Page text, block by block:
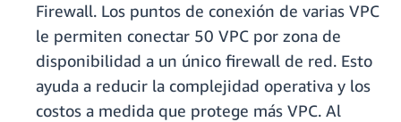
Firewall. Los puntos de conexión de varias VPC
le permiten conectar 50 VPC por zona de
disponibilidad a un único firewall de red. Esto
ayuda a reducir la complejidad operativa y los
costos a medida que protege más VPC. Al